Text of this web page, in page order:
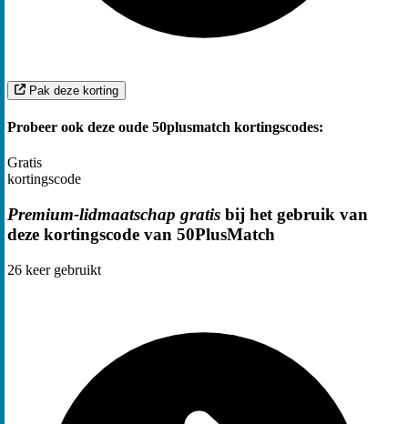
Pak deze korting
Probeer ook deze oude 50plusmatch kortingscodes:
Gratis
kortingscode
Premium-lidmaatschap gratis bij het gebruik van
deze kortingscode van 50PlusMatch
26 keer gebruikt